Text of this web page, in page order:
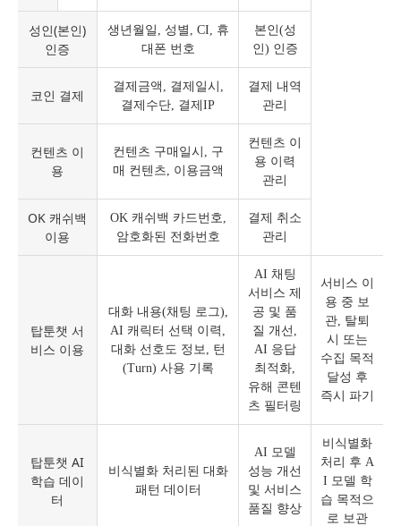
성인(본인)
인증
생년월일, 성별, CI, 휴
대폰 번호
본인(성
인) 인증
코인 결제
결제금액, 결제일시,
결제수단, 결제IP
결제 내역
관리
컨텐츠 이
용
컨텐츠 구매일시, 구
매 컨텐츠, 이용금액
컨텐츠 이
용 이력
관리
OK 캐쉬백
이용
OK 캐쉬백 카드번호,
암호화된 전화번호
결제 취소
관리
탑툰챗 서
비스 이용
대화 내용(채팅 로그),
AI 캐릭터 선택 이력,
대화 선호도 정보, 턴
(Turn) 사용 기록
AI 채팅
서비스 제
공 및 품
질 개선,
AI 응답
최적화,
유해 콘텐
츠 필터링
서비스 이
용 중 보
관, 탈퇴
시 또는
수집 목적
달성 후
즉시 파기
탑툰챗 AI
학습 데이
터
비식별화 처리된 대화
패턴 데이터
AI 모델
성능 개선
및 서비스
품질 향상
비식별화
처리 후 A
I 모델 학
습 목적으
로 보관